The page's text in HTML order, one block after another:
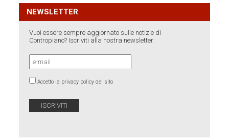
NEWSLETTER
Vuoi essere sempre aggiornato sulle notizie di
Contropiano? Iscriviti alla nostra newsletter:
Accetto la privacy policy del sito